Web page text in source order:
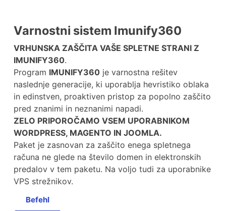
Varnostni sistem Imunify360
VRHUNSKA ZAŠČITA VAŠE SPLETNE STRANI Z
IMUNIFY360.
Program IMUNIFY360 je varnostna rešitev
naslednje generacije, ki uporablja hevristiko oblaka
in edinstven, proaktiven pristop za popolno zaščito
pred znanimi in neznanimi napadi.
ZELO PRIPOROČAMO VSEM UPORABNIKOM
WORDPRESS, MAGENTO IN JOOMLA.
Paket je zasnovan za zaščito enega spletnega
računa ne glede na število domen in elektronskih
predalov v tem paketu. Na voljo tudi za uporabnike
VPS strežnikov.
Befehl